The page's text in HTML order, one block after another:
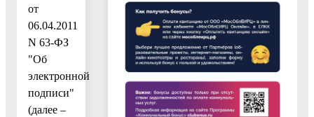
от
06.04.2011
N 63-ФЗ
"Об
электронной
подписи"
(далее –